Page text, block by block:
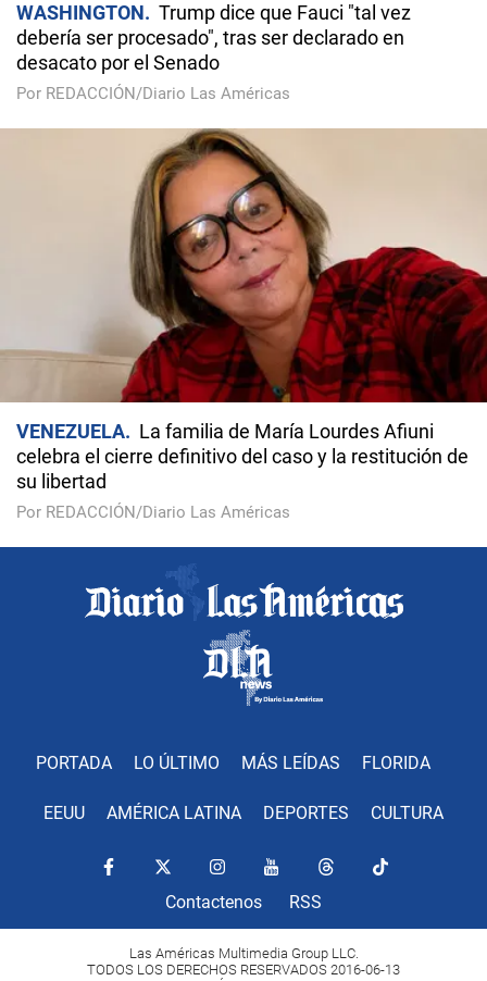
WASHINGTON
Trump dice que Fauci "tal vez
debería ser procesado", tras ser declarado en
desacato por el Senado
Por REDACCIÓN/Diario Las Américas
VENEZUELA
La familia de María Lourdes Afiuni
celebra el cierre definitivo del caso y la restitución de
su libertad
Por REDACCIÓN/Diario Las Américas
PORTADA LO ÚLTIMO MÁS LEÍDAS FLORIDA
EEUU AMÉRICA LATINA DEPORTES CULTURA
Contactenos RSS
Las Américas Multimedia Group LLC.
TODOS LOS DERECHOS RESERVADOS 2016-06-13